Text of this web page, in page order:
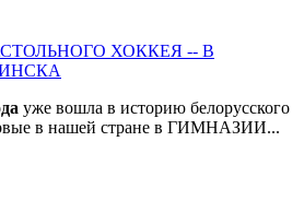
ХОККЕЯ -- В
уже вошла в историю белорусского
в нашей стране в ГИМНАЗИИ...